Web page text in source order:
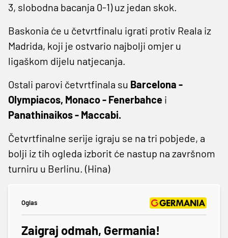
3, slobodna bacanja 0-1) uz jedan skok.
Baskonia će u četvrtfinalu igrati protiv Reala iz
Madrida, koji je ostvario najbolji omjer u
ligaškom dijelu natjecanja.
Ostali parovi četvrtfinala su Barcelona -
Olympiacos, Monaco - Fenerbahce i
Panathinaikos - Maccabi.
Četvrtfinalne serije igraju se na tri pobjede, a
bolji iz tih ogleda izborit će nastup na završnom
turniru u Berlinu. (Hina)
Oglas
Zaigraj odmah, Germania!